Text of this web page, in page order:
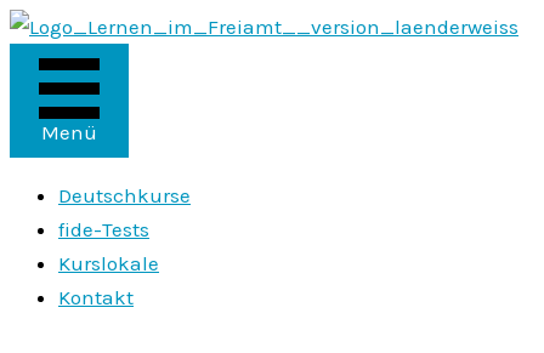
Zum
Inhalt
springen
Menü
Deutschkurse
fide-Tests
Kurslokale
Kontakt